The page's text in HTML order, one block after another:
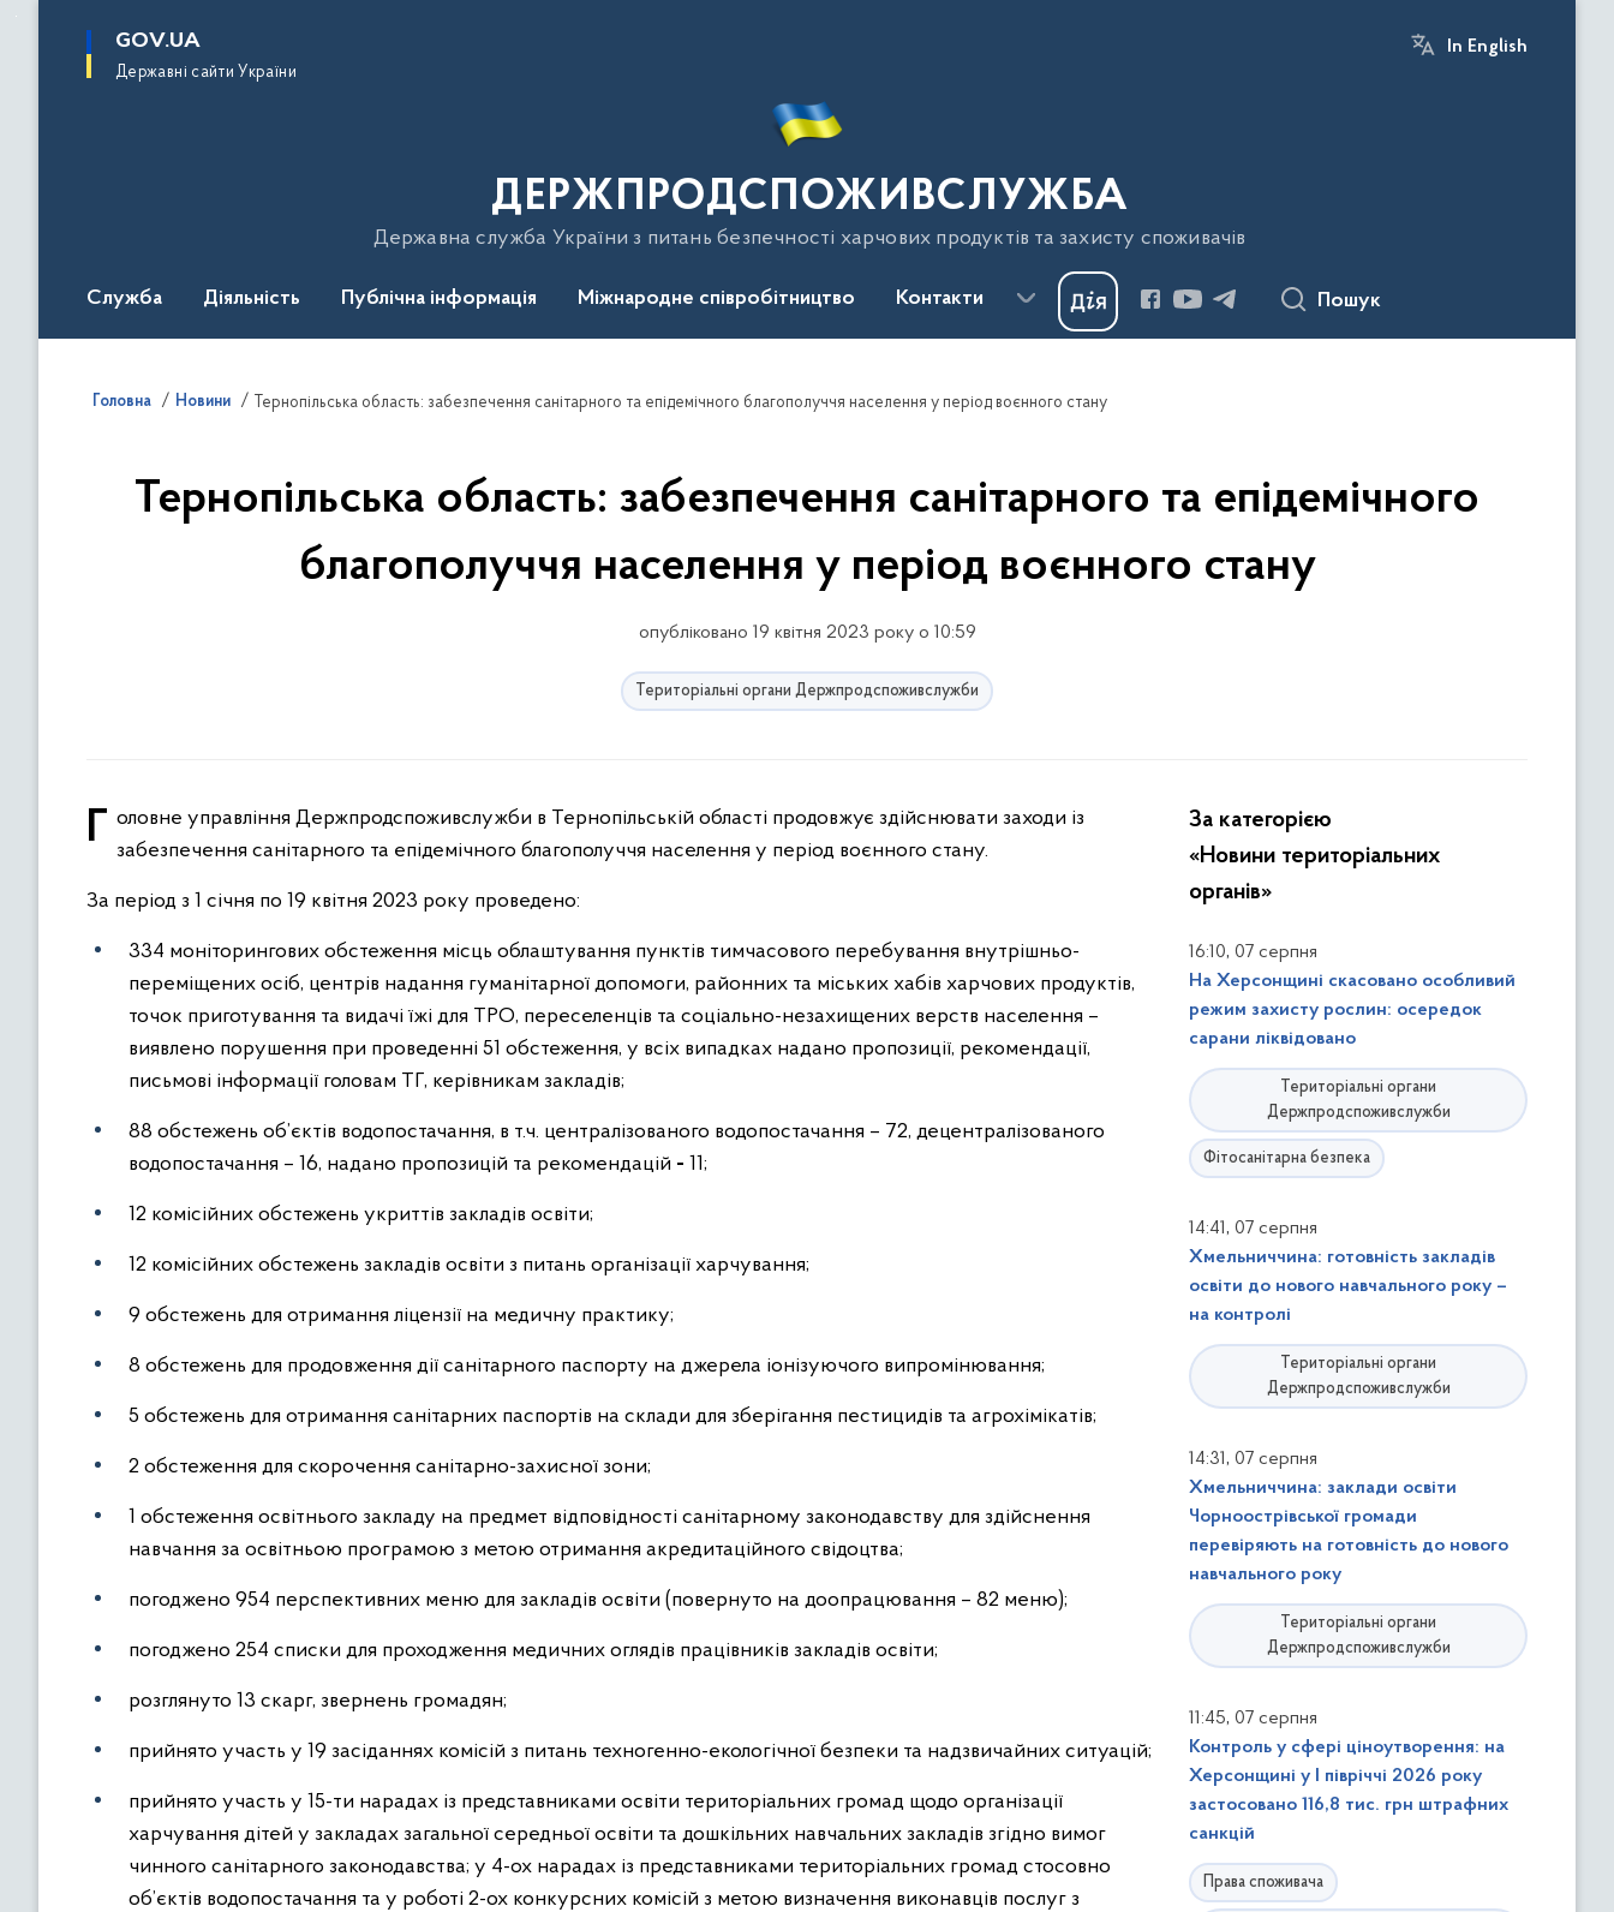
основного
GOV.UA
Державні сайти України
In English
ДЕРЖПРОДСПОЖИВСЛУЖБА
Державна служба України з питань безпечності харчових продуктів та захисту споживачів
Служба Діяльність Публічна інформація Міжнародне співробітництво Контакти Пошук
Головна Новини Тернопільська область: забезпечення санітарного та епідемічного благополуччя населення у період воєнного стану
Тернопільська область: забезпечення санітарного та епідемічного
благополуччя населення у період воєнного стану
опубліковано 19 квітня 2023 року о 10:59
Територіальні органи Держпродспоживслужби
Головне управління Держпродспоживслужби в Тернопільській області продовжує здійснювати заходи із забезпечення санітарного та епідемічного благополуччя населення у період воєнного стану.
За період з 1 січня по 19 квітня 2023 року проведено:
334 моніторингових обстеження місць облаштування пунктів тимчасового перебування внутрішньо-
переміщених осіб, центрів надання гуманітарної допомоги, районних та міських хабів харчових продуктів,
точок приготування та видачі їжі для ТРО, переселенців та соціально-незахищених верств населення –
виявлено порушення при проведенні 51 обстеження, у всіх випадках надано пропозиції, рекомендації,
письмові інформації головам ТГ, керівникам закладів;
88 обстежень об’єктів водопостачання, в т.ч. централізованого водопостачання – 72, децентралізованого
водопостачання – 16, надано пропозицій та рекомендацій - 11;
12 комісійних обстежень укриттів закладів освіти;
12 комісійних обстежень закладів освіти з питань організації харчування;
9 обстежень для отримання ліцензії на медичну практику;
8 обстежень для продовження дії санітарного паспорту на джерела іонізуючого випромінювання;
5 обстежень для отримання санітарних паспортів на склади для зберігання пестицидів та агрохімікатів;
2 обстеження для скорочення санітарно-захисної зони;
1 обстеження освітнього закладу на предмет відповідності санітарному законодавству для здійснення
навчання за освітньою програмою з метою отримання акредитаційного свідоцтва;
погоджено 954 перспективних меню для закладів освіти (повернуто на доопрацювання – 82 меню);
погоджено 254 списки для проходження медичних оглядів працівників закладів освіти;
розглянуто 13 скарг, звернень громадян;
прийнято участь у 19 засіданнях комісій з питань техногенно-екологічної безпеки та надзвичайних ситуацій;
прийнято участь у 15-ти нарадах із представниками освіти територіальних громад щодо організації
харчування дітей у закладах загальної середньої освіти та дошкільних навчальних закладів згідно вимог
чинного санітарного законодавства; у 4-ох нарадах із представниками територіальних громад стосовно
об’єктів водопостачання та у роботі 2-ох конкурсних комісій з метою визначення виконавців послуг з
За категорією
«Новини територіальних
органів»
16:10, 07 серпня
На Херсонщині скасовано особливий
режим захисту рослин: осередок
сарани ліквідовано
Територіальні органи
Держпродспоживслужби
Фітосанітарна безпека
14:41, 07 серпня
Хмельниччина: готовність закладів
освіти до нового навчального року –
на контролі
Територіальні органи
Держпродспоживслужби
14:31, 07 серпня
Хмельниччина: заклади освіти
Чорноострівської громади
перевіряють на готовність до нового
навчального року
Територіальні органи
Держпродспоживслужби
11:45, 07 серпня
Контроль у сфері ціноутворення: на
Херсонщині у І півріччі 2026 року
застосовано 116,8 тис. грн штрафних
санкцій
Права споживача